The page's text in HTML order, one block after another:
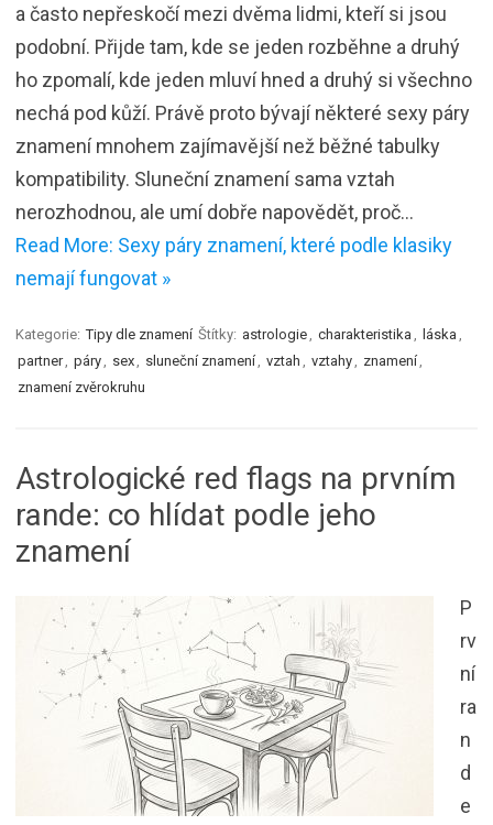
a často nepřeskočí mezi dvěma lidmi, kteří si jsou
podobní. Přijde tam, kde se jeden rozběhne a druhý
ho zpomalí, kde jeden mluví hned a druhý si všechno
nechá pod kůží. Právě proto bývají některé sexy páry
znamení mnohem zajímavější než běžné tabulky
kompatibility. Sluneční znamení sama vztah
nerozhodnou, ale umí dobře napovědět, proč…
Read More: Sexy páry znamení, které podle klasiky
nemají fungovat »
Kategorie: Tipy dle znamení Štítky: astrologie charakteristika láska
partner
páry sex sluneční znamení vztah vztahy znamení
znamení zvěrokruhu
Astrologické red flags na prvním
rande: co hlídat podle jeho
znamení
P
rv
ní
ra
n
d
e